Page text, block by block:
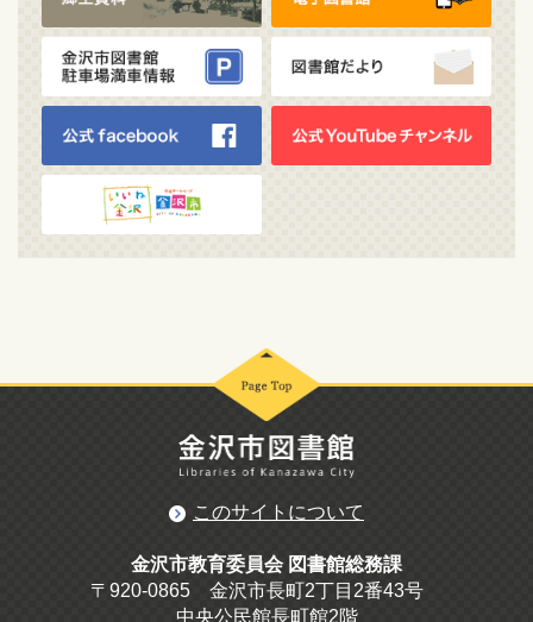
このサイトについて
金沢市教育委員会 図書館総務課
〒920-0865 金沢市長町2丁目2番43号
中央公民館長町館2階